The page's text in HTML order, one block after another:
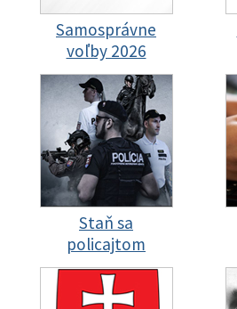
Samosprávne
voľby 2026
Staň sa
policajtom